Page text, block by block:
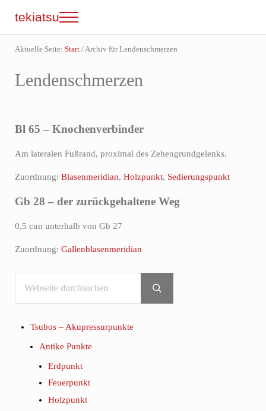
tekiatsu Menu
Aktuelle Seite: Start /Archiv für Lendenschmerzen
Lendenschmerzen
Bl 65 – Knochenverbinder
Am lateralen Fußrand, proximal des Zehengrundgelenks.
Zuordnung: Blasenmeridian, Holzpunkt, Sedierungspunkt
Gb 28 – der zurückgehaltene Weg
0,5 cun unterhalb von Gb 27
Zuordnung: Gallenblasenmeridian
Sidebar
Submit search
Tsubos – Akupressurpunkte
Antike Punkte
Erdpunkt
Feuerpunkt
Holzpunkt